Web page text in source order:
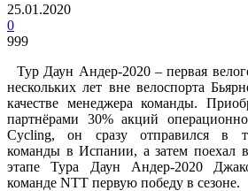
25.01.2020
0
999
Тур Даун Андер-2020 – первая
нескольких лет вне велоспорта
качестве менеджера команды.
партнёрами 30% акций
Cycling, он сразу отправился в
команды в Испании, а затем
этапе Тура Даун Андер-2020
команде NTT первую победу в сезоне.